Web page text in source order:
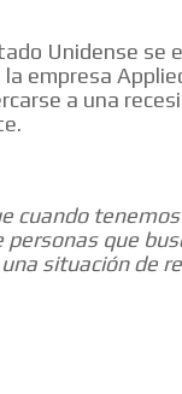
Unidense se
empresa
a una
cuando
personas que
situación de